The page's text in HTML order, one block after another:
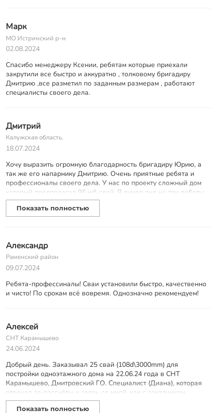
Марк
МО Истринский р-н
02.08.2024
Спасибо менеджеру Ксении, ребятам которые приехали
закрутили все быстро и аккуратно , толковому бригадиру
Дмитрию ,все разметил по заданным размерам , работают
специалисты своего дела.
Дмитрий
Калужская область.
18.07.2024
Хочу выразить огромную благодарность бригадиру Юрию, а
так же его напарнику Дмитрию. Очень приятные ребята и
профессионалы своего дела. У нас по проекту сложный дом
который предполагал 96 жб свай. Я думал дня на три работы.
Ребята приехали около 7:30 как договаривались, сделали
разметку свайного поля отталкиваясь от крайних точек
выставленных накануне геодезистом, через по часа привезли
этот прибор называется. В итоге к вечеру забили все 96 свай,
проверили ещё раз уровень и диагонали, всё совпало с
проектом свайного поля. Также больше спасибо Денису, дал
мы отказались от обвязки свай швеллером. В общем всё
прошло замечательно, ребятам ещё раз огромное спасибо, вы
Показать полностью
Александр
Раменский район
09.07.2024
Ребята-профессиналы! Сваи установили быстро, качественно
и чисто! По срокам всё вовремя. Однозначно рекомендуем!
Алексей
СНТ Карамышево
24.06.2024
Добрый день. Заказывал 25 свай (108d\3000mm) для
постройки одноэтажного дома на 22.06.24 года в СНТ
Карамышево, Дмитровский ГО. Специалист (Диана), которая
отвечал за рассчёты и связь со мной, как с заказчиком,
оперативно отвечала на все вопросы и сделала корректный
расчёт. Бригада приехала в назначенную дату - оперативно и
Показать полностью